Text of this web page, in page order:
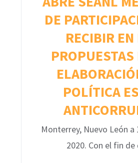
DE
RECIBIR
POLÍTICA
Monterrey, Nuevo León
2020. Con el fin